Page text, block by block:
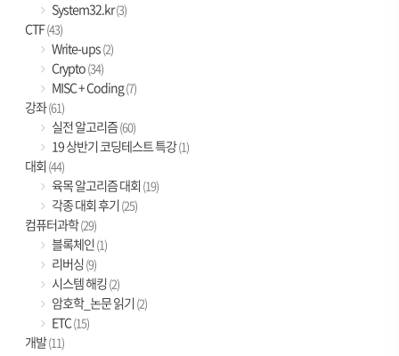
System32.kr(3)
CTF(43)
Write-ups(2)
Crypto(34)
MISC + Coding(7)
강좌(61)
실전 알고리즘(60)
19 상반기 코딩테스트 특강(1)
대회 (44)
육목 알고리즘 대회 (19)
각종 대회 후기(25)
컴퓨터과학(29)
블록체인(1)
리버싱(9)
시스템 해킹(2)
암호학_논문 읽기(2)
ETC(15)
개발(11)